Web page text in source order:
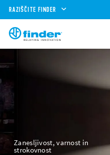
RAZIŠČITE FINDER
Zanesljivost, varnost in
strokovnost